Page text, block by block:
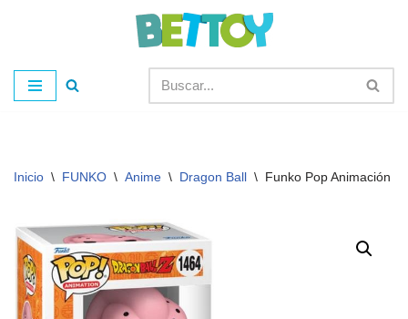
al
contenido
Inicio \ FUNKO \ Anime \ Dragon Ball \ Funko Pop Animación